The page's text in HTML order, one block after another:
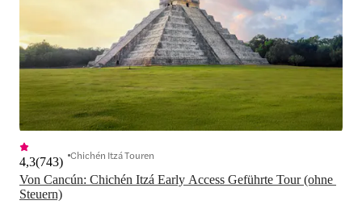
Von Cancún: Chichén Itzá Early Access Geführte Tour (ohne
Steuern)
4,3(743) Chichén Itzá Touren